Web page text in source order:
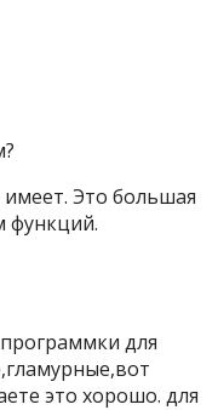
Это большая
функций.
для
это хорошо. для